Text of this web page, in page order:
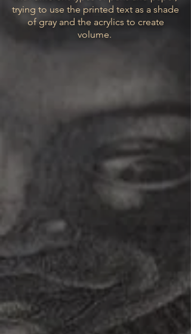
trying to use the printed text as a shade
of gray and the acrylics to create
volume.